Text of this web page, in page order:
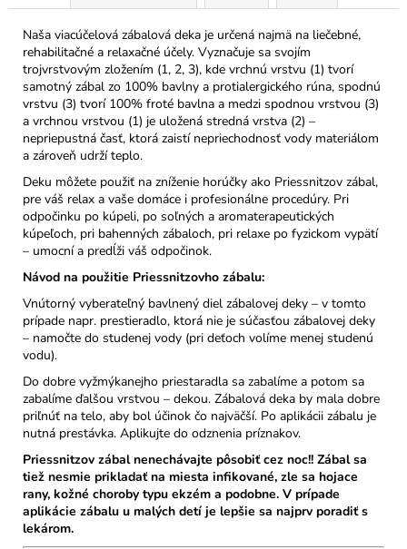
Naša viacúčelová zábalová deka je určená najmä na liečebné,
rehabilitačné a relaxačné účely. Vyznačuje sa svojím
trojvrstvovým zložením (1, 2, 3), kde vrchnú vrstvu (1) tvorí
samotný zábal zo 100% bavlny a protialergického rúna, spodnú
vrstvu (3) tvorí 100% froté bavlna a medzi spodnou vrstvou (3)
a vrchnou vrstvou (1) je uložená stredná vrstva (2) –
nepriepustná časť, ktorá zaistí nepriechodnosť vody materiálom
a zároveň udrží teplo.
Deku môžete použiť na zníženie horúčky ako Priessnitzov zábal,
pre váš relax a vaše domáce i profesionálne procedúry. Pri
odpočinku po kúpeli, po soľných a aromaterapeutických
kúpeľoch, pri bahenných zábaloch, pri relaxe po fyzickom vypätí
– umocní a predĺži váš odpočinok.
Návod na použitie Priessnitzovho zábalu:
Vnútorný vyberateľný bavlnený diel zábalovej deky – v tomto
prípade napr. prestieradlo, ktorá nie je súčasťou zábalovej deky
– namočte do studenej vody (pri deťoch volíme menej studenú
vodu).
Do dobre vyžmýkanejho priestaradla sa zabalíme a potom sa
zabalíme ďalšou vrstvou – dekou. Zábalová deka by mala dobre
priľnúť na telo, aby bol účinok čo najväčší. Po aplikácii zábalu je
nutná prestávka. Aplikujte do odznenia príznakov.
Priessnitzov zábal nenechávajte pôsobiť cez noc!! Zábal sa
tiež nesmie prikladať na miesta infikované, zle sa hojace
rany, kožné choroby typu ekzém a podobne. V prípade
aplikácie zábalu u malých detí je lepšie sa najprv poradiť s
lekárom.